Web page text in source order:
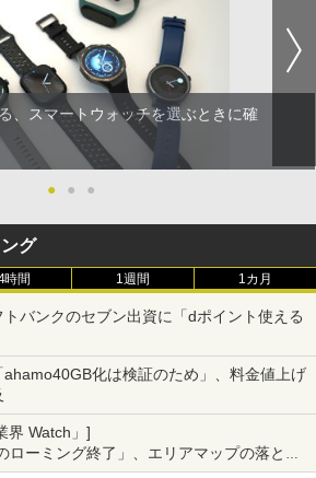
、スマートウォッチを選ぶときに確
● ● ●
グ
時間 1週間 1カ月
バンクのセブン出資に「dポイント使える
ahamo40GB化は検証のため」、料金値上げ
界 Watch」]
ローミング終了」、エリアマップの落とし
課題